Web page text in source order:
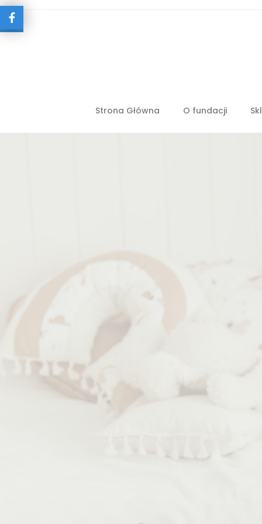
Strona Główna O fundacji